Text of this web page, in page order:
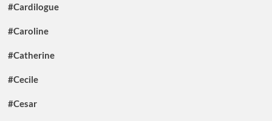
#Cardilogue
#Caroline
#Catherine
#Cecile
#Cesar